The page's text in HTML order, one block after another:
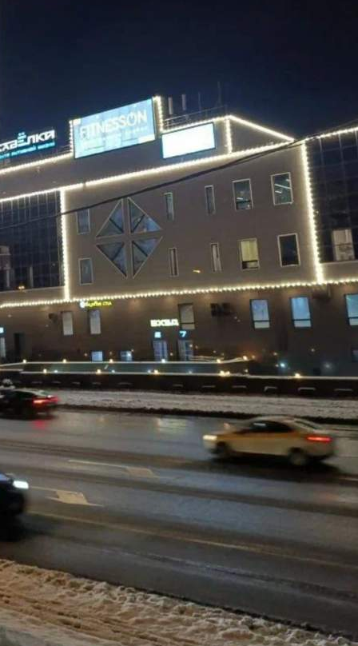
120562 - Г. МОСКВА,
ЗЕЛЕНОГРАД,
САВЁЛКИНСКИЙ ПРОЕЗД,
Д.2
Москва / Московская обл
Получить контакты Посмотреть на карте
ВНИМАНИЕ! АКЦИЯ! Первые 6 месяцев аренды с
ежемесячной скидкой 20 %. Цена указана с учетом скидки.
Предлагается в аренду помещение в самом центре г.
Зеленоград, в Центре активной жизни "Савелки", на минус
первом этаже (окон нет), по адресу Савелкинский проезд, дом
2, под различные виды деятельности, общей пл...
171 (+1)
Навигация
Характеристики
О помещении
Где находится
Контакты
Другие объявления
Характеристики помещения
№ объявления
120562
Дата размещения
16.10.2025
Город
Москва
Адрес
Зеленоград, Савёлкинский проезд, д.2
Расположено
Торговый Центр